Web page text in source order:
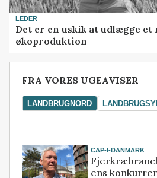
LEDER
Det er en uskik at udlægge et
økoproduktion
FRA VORES UGEAVISER
LANDBRUGNORD
CAP-I-DANMARK
ens